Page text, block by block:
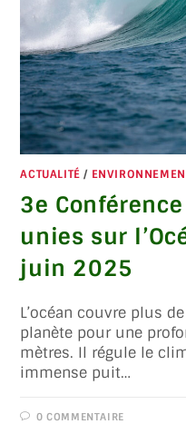
ACTUALITÉ /
3e
unies sur
juin 2025
L’océan couvre plus
planète pour une
mètres. Il régule le
immense puit…
0 COMMENTAIRE